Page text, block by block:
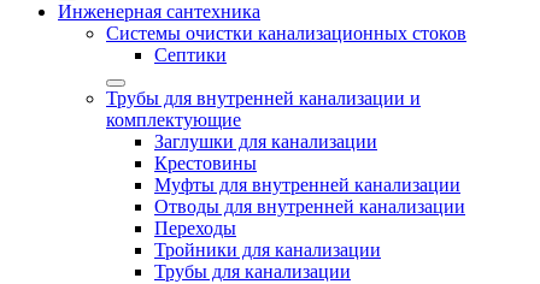
Инженерная сантехника
Системы очистки канализационных стоков
Септики
Трубы для внутренней канализации и
комплектующие
Заглушки для канализации
Крестовины
Муфты для внутренней канализации
Отводы для внутренней канализации
Переходы
Тройники для канализации
Трубы для канализации